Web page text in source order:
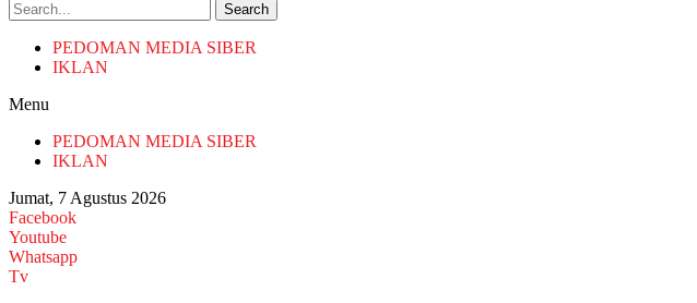
Search
PEDOMAN MEDIA SIBER
IKLAN
Menu
PEDOMAN MEDIA SIBER
IKLAN
Jumat, 7 Agustus 2026
Facebook
Youtube
Whatsapp
Tv